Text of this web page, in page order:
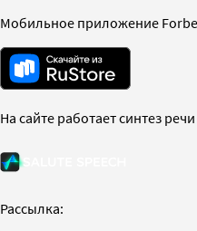
Мобильное приложение
На сайте работает синтез речи
Рассылка: